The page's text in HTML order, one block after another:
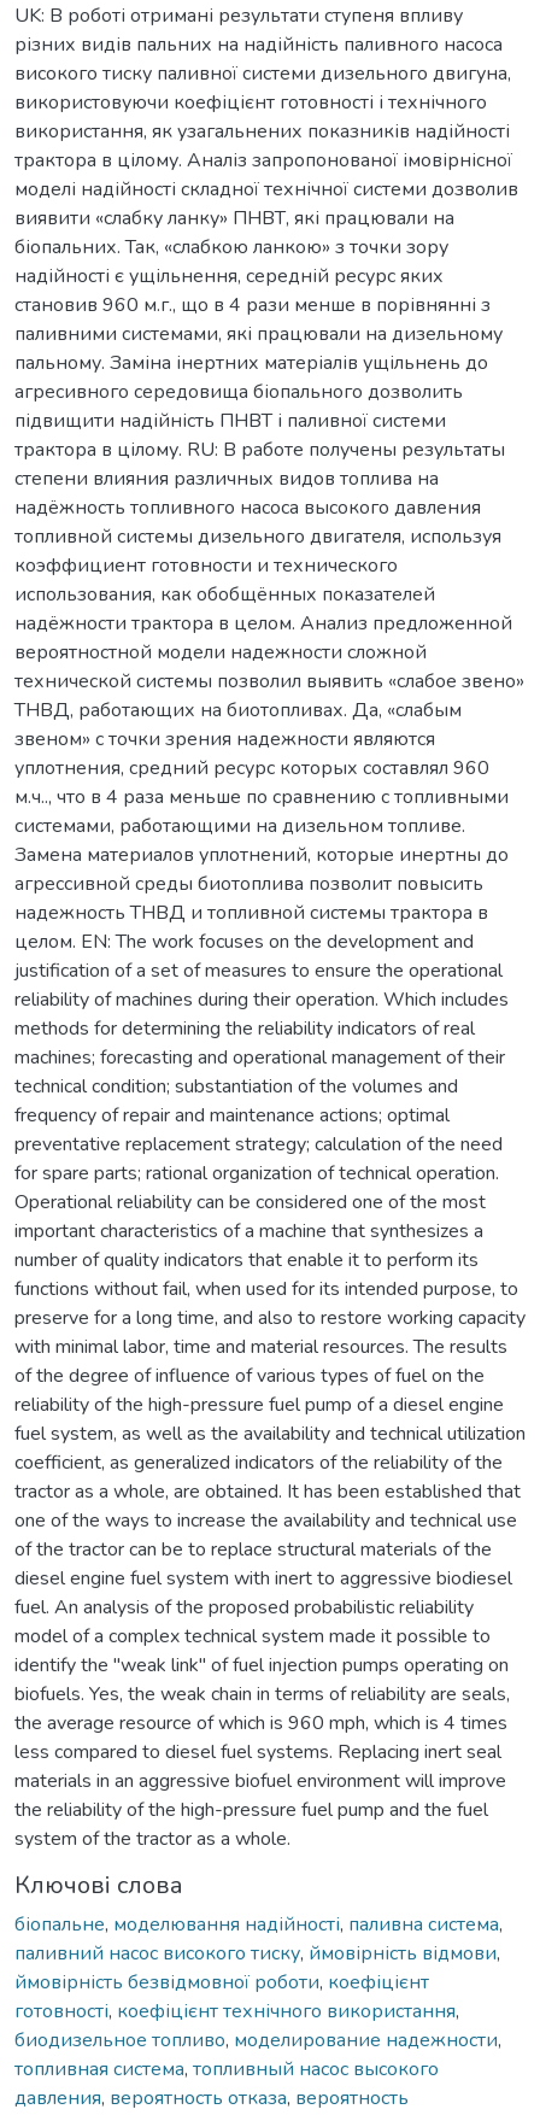
UK: В роботі отримані результати ступеня впливу
різних видів пальних на надійність паливного насоса
високого тиску паливної системи дизельного двигуна,
використовуючи коефіцієнт готовності і технічного
використання, як узагальнених показників надійності
трактора в цілому. Аналіз запропонованої імовірнісної
моделі надійності складної технічної системи дозволив
виявити «слабку ланку» ПНВТ, які працювали на
біопальних. Так, «слабкою ланкою» з точки зору
надійності є ущільнення, середній ресурс яких
становив 960 м.г., що в 4 рази менше в порівнянні з
паливними системами, які працювали на дизельному
пальному. Заміна інертних матеріалів ущільнень до
агресивного середовища біопального дозволить
підвищити надійність ПНВТ і паливної системи
трактора в цілому. RU: В работе получены результаты
степени влияния различных видов топлива на
надёжность топливного насоса высокого давления
топливной системы дизельного двигателя, используя
коэффициент готовности и технического
использования, как обобщённых показателей
надёжности трактора в целом. Анализ предложенной
вероятностной модели надежности сложной
технической системы позволил выявить «слабое звено»
ТНВД, работающих на биотопливах. Да, «слабым
звеном» с точки зрения надежности являются
уплотнения, средний ресурс которых составлял 960
м.ч.., что в 4 раза меньше по сравнению с топливными
системами, работающими на дизельном топливе.
Замена материалов уплотнений, которые инертны до
агрессивной среды биотоплива позволит повысить
надежность ТНВД и топливной системы трактора в
целом. EN: Тhe work focuses on the development and
justification of a set of measures to ensure the operational
reliability of machines during their operation. Which includes
methods for determining the reliability indicators of real
machines; forecasting and operational management of their
technical condition; substantiation of the volumes and
frequency of repair and maintenance actions; optimal
preventative replacement strategy; calculation of the need
for spare parts; rational organization of technical operation.
Operational reliability can be considered one of the most
important characteristics of a machine that synthesizes a
number of quality indicators that enable it to perform its
functions without fail, when used for its intended purpose, to
preserve for a long time, and also to restore working capacity
with minimal labor, time and material resources. The results
of the degree of influence of various types of fuel on the
reliability of the high-pressure fuel pump of a diesel engine
fuel system, as well as the availability and technical utilization
coefficient, as generalized indicators of the reliability of the
tractor as a whole, are obtained. It has been established that
one of the ways to increase the availability and technical use
of the tractor can be to replace structural materials of the
diesel engine fuel system with inert to aggressive biodiesel
fuel. An analysis of the proposed probabilistic reliability
model of a complex technical system made it possible to
identify the "weak link" of fuel injection pumps operating on
biofuels. Yes, the weak chain in terms of reliability are seals,
the average resource of which is 960 mph, which is 4 times
less compared to diesel fuel systems. Replacing inert seal
materials in an aggressive biofuel environment will improve
the reliability of the high-pressure fuel pump and the fuel
system of the tractor as a whole.
Ключові слова
біопальне, моделювання надійності, паливна система,
паливний насос високого тиску, ймовірність відмови,
ймовірність безвідмовної роботи, коефіцієнт
готовності, коефіцієнт технічного використання,
биодизельное топливо, моделирование надежности,
топливная система, топливный насос высокого
давления, вероятность отказа, вероятность